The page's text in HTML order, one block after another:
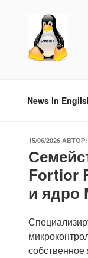
содержимому
News in
ОПУБЛИКОВАНО
15/06/2026 АВТОР:
Fortior
и ядро